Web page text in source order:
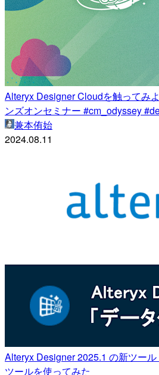
Alteryx Designer Cloudを触ってみ
ンズオンセミナー #cm_odyssey
兼本侑始
2024.08.11
Alteryx Designer 2025.1 の新ツール
ツールを使ってみた